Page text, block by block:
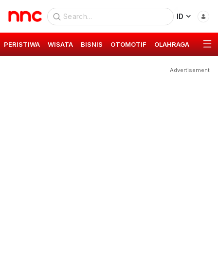
ID
PERISTIWA WISATA BISNIS OTOMOTIF OLAHRAGA GAYA
Advertisement